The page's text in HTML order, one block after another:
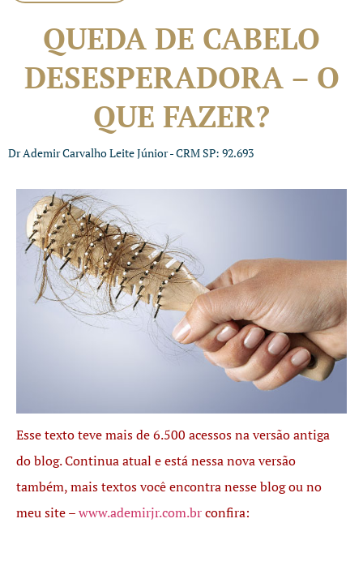
QUEDA DE CABELO
DESESPERADORA – O
QUE FAZER?
Dr Ademir Carvalho Leite Júnior - CRM SP: 92.693
Esse texto teve mais de 6.500 acessos na versão antiga
do blog. Continua atual e está nessa nova versão
também, mais textos você encontra nesse blog ou no
meu site –www.ademirjr.com.brconfira: